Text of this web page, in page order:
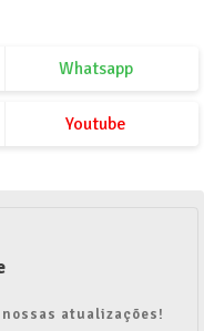
Whatsapp
Youtube
atualizações!